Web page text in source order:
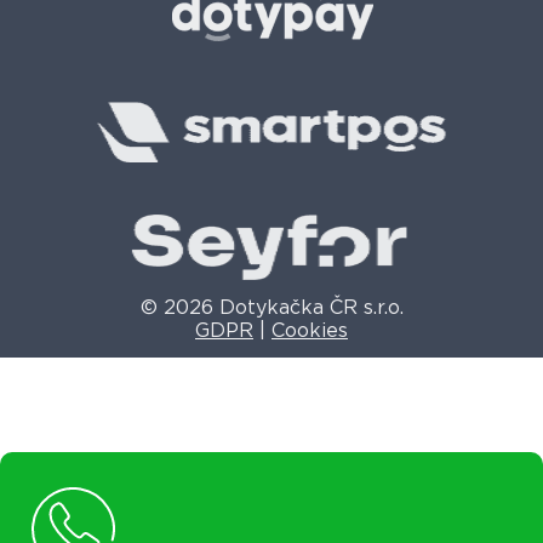
© 2026 Dotykačka ČR s.r.o.
GDPR
Cookies